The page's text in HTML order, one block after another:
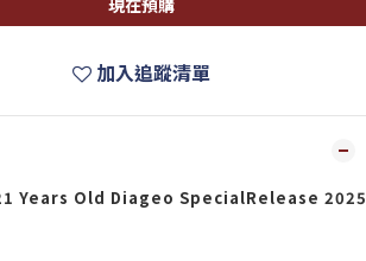
現在預購
加入追蹤清單
Years Old Diageo SpecialRelease 2025